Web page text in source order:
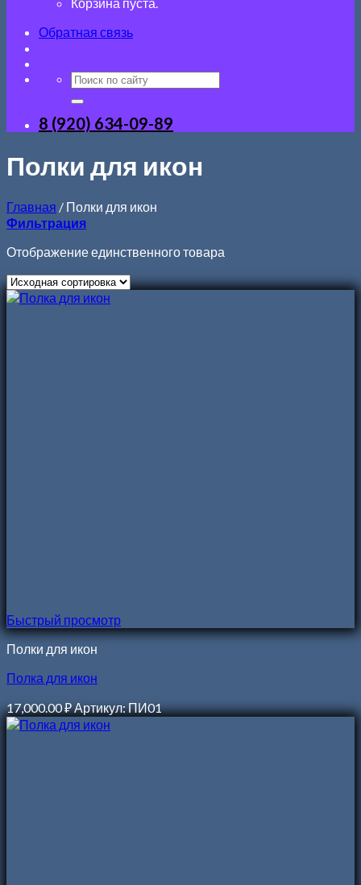
Обратная связь
8 (920) 634-09-89
Полки для икон
Главная / Полки для икон
Фильтрация
Отображение единственного товара
Быстрый просмотр
Полки для икон
Полка для икон
17,000.00₽Артикул: ПИ01